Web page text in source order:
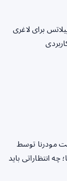
برای لاغری
مودرنا توسط
چه انتظاراتی باید